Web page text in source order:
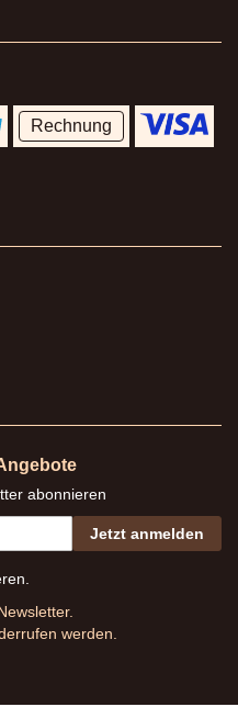
Rechnung
abonnieren
Jetzt anmelden
werden.